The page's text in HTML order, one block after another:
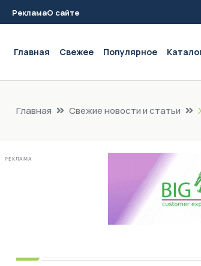
РекламаО сайте
Главная Свежее Популярное
Главная Свежие новости и статьи
РЕКЛАМА